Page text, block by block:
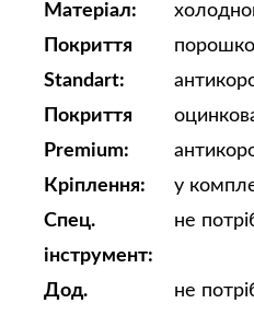
Матеріал:
Покриття
Standart:
Покриття
Premium:
Кріплення:
у
Спец.
інструмент:
не
Дод.
не